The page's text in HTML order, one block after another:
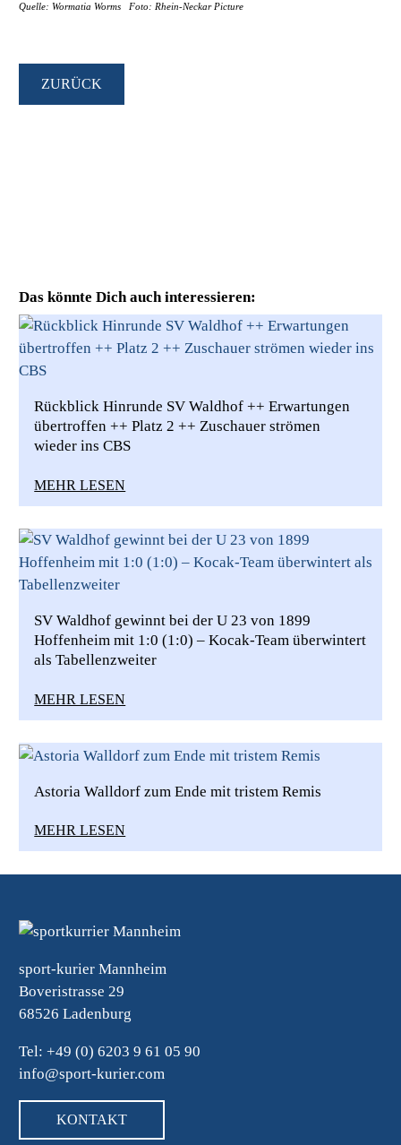
Quelle: Wormatia Worms Foto: Rhein-Neckar Picture
ZURÜCK
Das könnte Dich auch interessieren:
Rückblick Hinrunde SV Waldhof ++ Erwartungen
übertroffen ++ Platz 2 ++ Zuschauer strömen
wieder ins CBS
MEHR LESEN
SV Waldhof gewinnt bei der U 23 von 1899
Hoffenheim mit 1:0 (1:0) – Kocak-Team überwintert
als Tabellenzweiter
MEHR LESEN
Astoria Walldorf zum Ende mit tristem Remis
MEHR LESEN
sport-kurier Mannheim
Boveristrasse 29
68526 Ladenburg
Tel: +49 (0) 6203 9 61 05 90
info@sport-kurier.com
KONTAKT